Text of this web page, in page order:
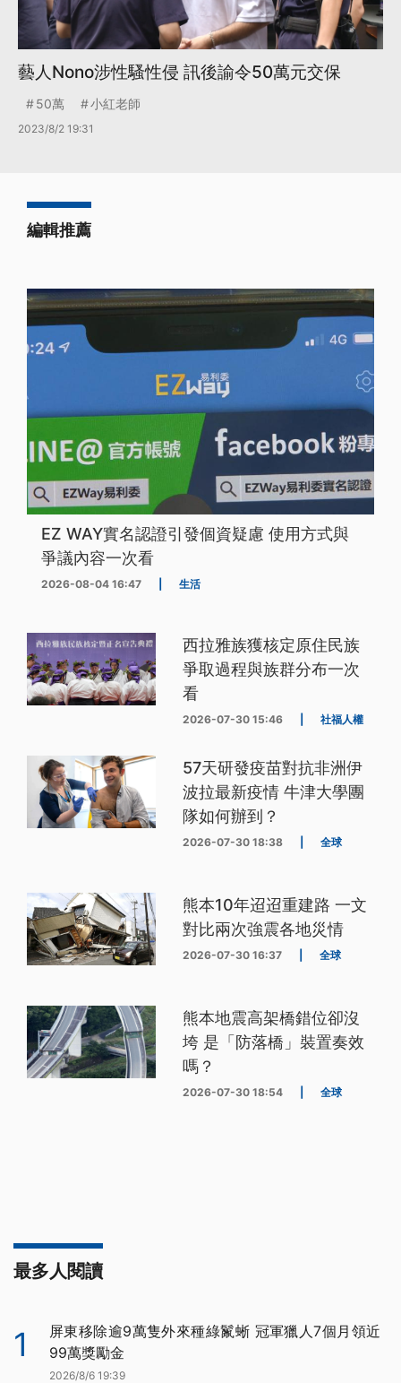
藝人Nono涉性騷性侵 訊後諭令50萬元交保
50萬 小紅老師
2023/8/2 19:31
編輯推薦
EZ WAY實名認證引發個資疑慮 使用方式與
爭議內容一次看
2026-08-04 16:47 生活
西拉雅族獲核定原住民族
爭取過程與族群分布一次
看
2026-07-30 15:46 社福人權
57天研發疫苗對抗非洲伊
波拉最新疫情 牛津大學團
隊如何辦到？
2026-07-30 18:38 全球
熊本10年迢迢重建路 一文
對比兩次強震各地災情
2026-07-30 16:37 全球
熊本地震高架橋錯位卻沒
垮 是「防落橋」裝置奏效
嗎？
2026-07-30 18:54 全球
最多人閱讀
1
屏東移除逾9萬隻外來種綠鬣蜥 冠軍獵人7個月領近
99萬獎勵金
2026/8/6 19:39